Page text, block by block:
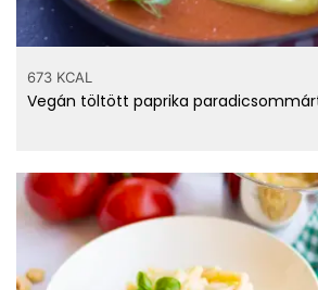
673 KCAL
Vegán töltött paprika